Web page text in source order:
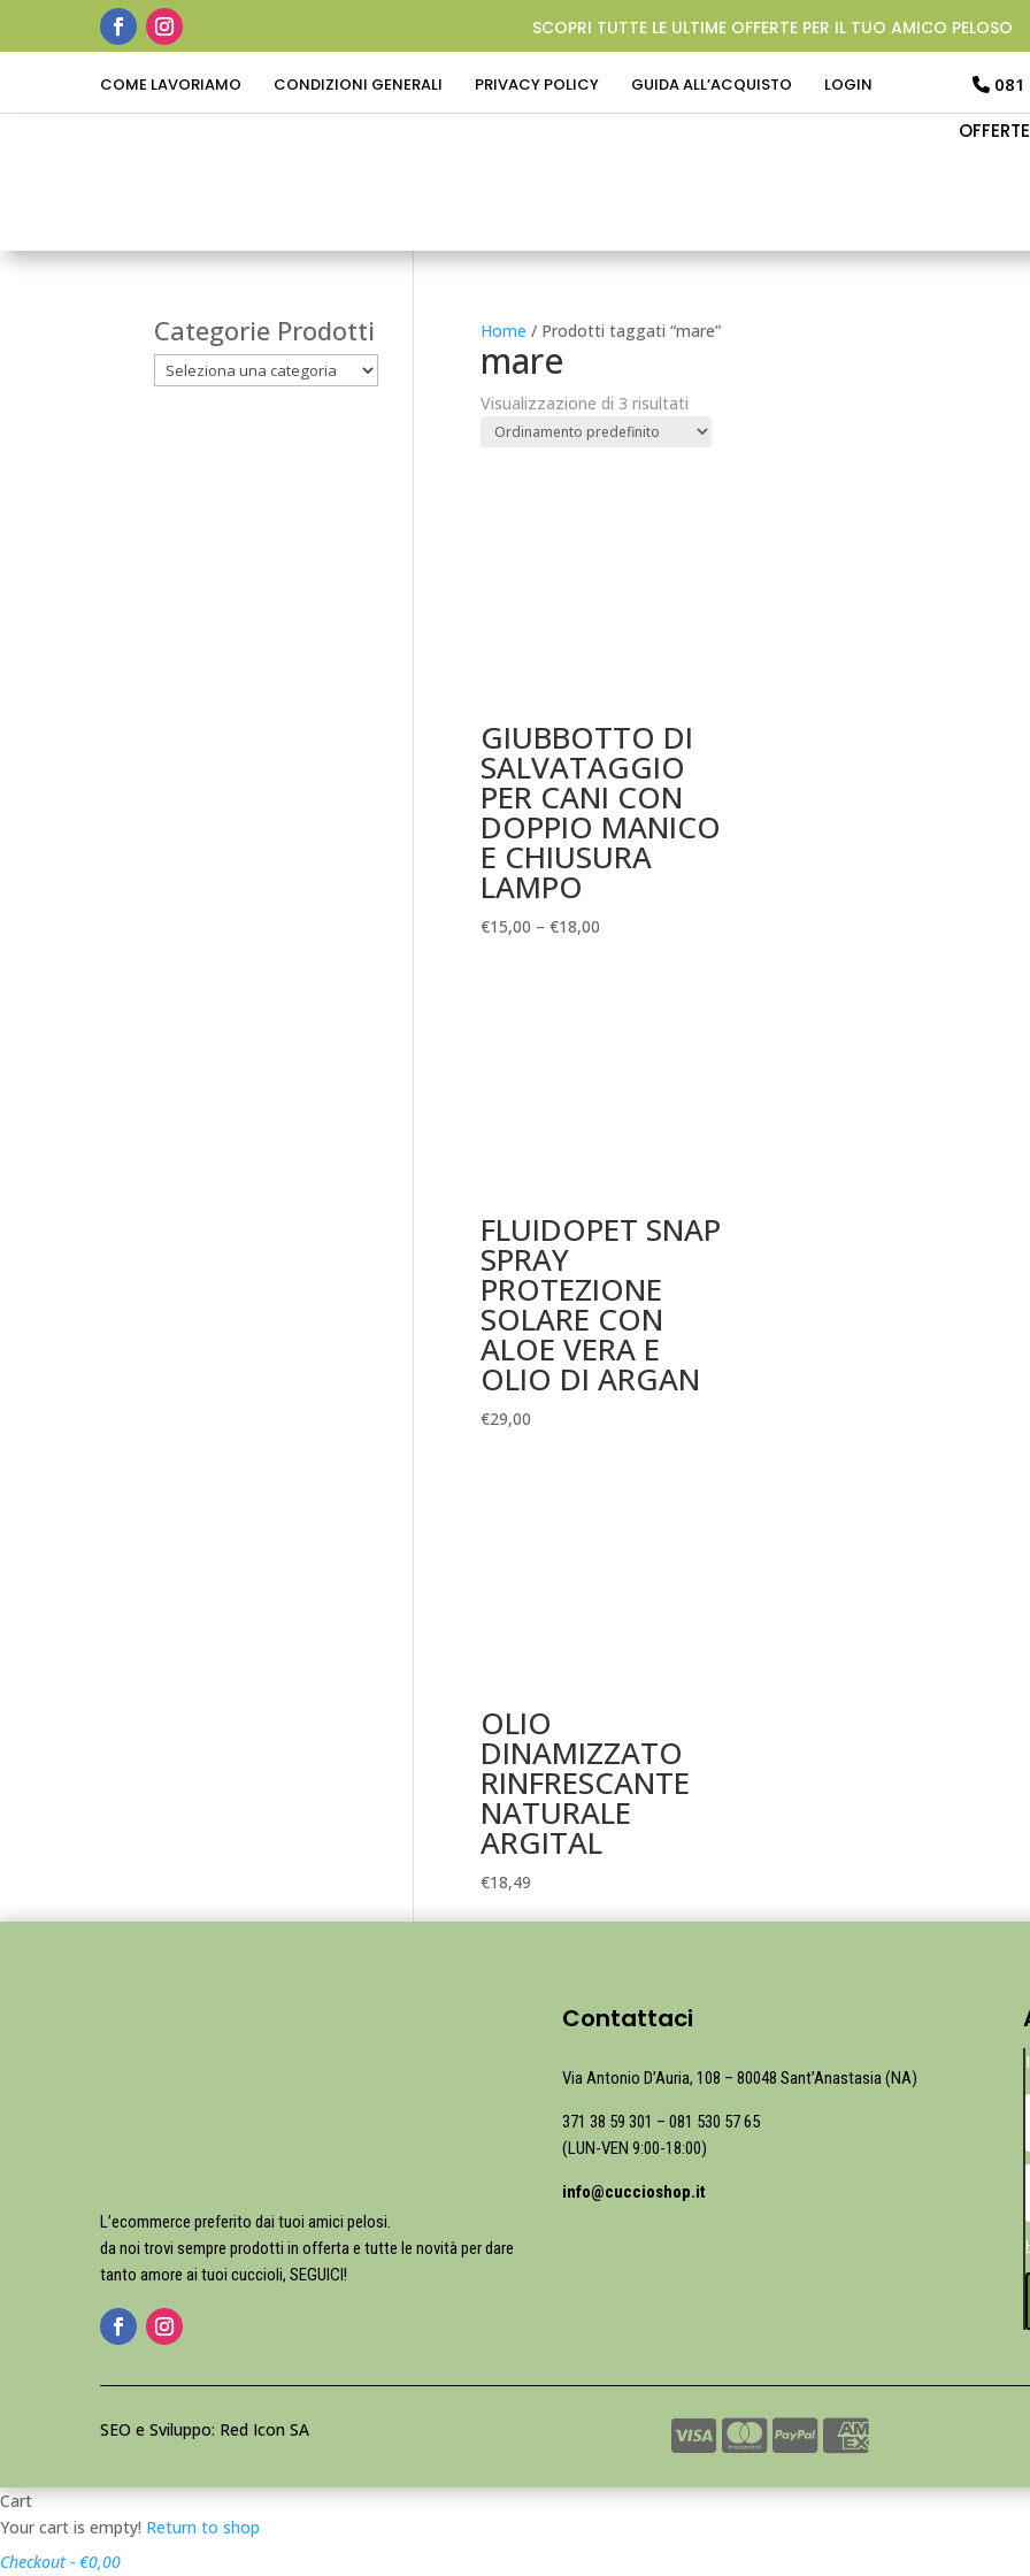
SCOPRI TUTTE LE ULTIME OFFERTE PER IL TUO AMICO PELOSO
COME LAVORIAMO CONDIZIONI GENERALI PRIVACY POLICY GUIDA ALL’ACQUISTO LOGIN 081
OFFERTE
Home / Prodotti taggati “mare”
mare
Visualizzazione di 3 risultati
GIUBBOTTO DI
SALVATAGGIO
PER CANI CON
DOPPIO MANICO
E CHIUSURA
LAMPO
€15,00 – €18,00
FLUIDOPET SNAP
SPRAY
PROTEZIONE
SOLARE CON
ALOE VERA E
OLIO DI ARGAN
€29,00
OLIO
DINAMIZZATO
RINFRESCANTE
NATURALE
ARGITAL
€18,49
Categorie Prodotti
L’ecommerce preferito dai tuoi amici pelosi.
da noi trovi sempre prodotti in offerta e tutte le novità per dare
tanto amore ai tuoi cuccioli, SEGUICI!
Contattaci
Via Antonio D’Auria, 108 – 80048 Sant’Anastasia (NA)
371 38 59 301 – 081 530 57 65
(LUN-VEN 9:00-18:00)
info@cuccioshop.it
SEO e Sviluppo: Red Icon SA
Cart
Your cart is empty! Return to shop
Checkout - €0,00